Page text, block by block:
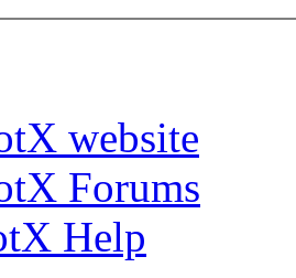
website
Forums
Help